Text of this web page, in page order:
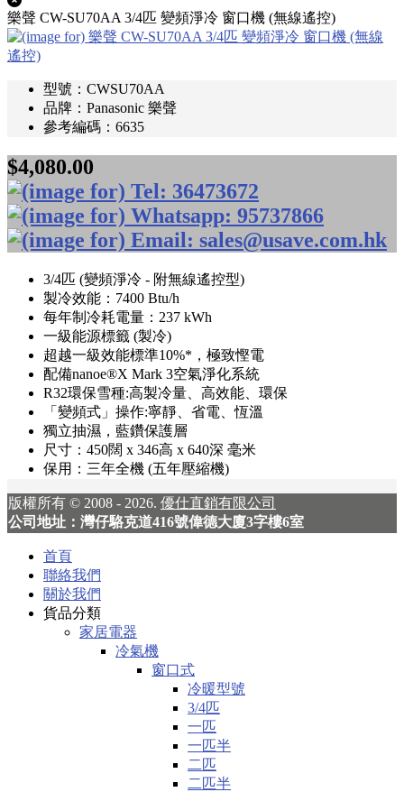
樂聲 CW-SU70AA 3/4匹 變頻淨冷 窗口機 (無線遙控)
型號：CWSU70AA
品牌：Panasonic 樂聲
參考編碼：6635
$4,080.00
3/4匹 (變頻淨冷 - 附無線遙控型)
製冷效能：7400 Btu/h
每年制冷耗電量：237 kWh
一級能源標籤 (製冷)
超越一級效能標準10%*，極致慳電
配備nanoe®X Mark 3空氣淨化系統
R32環保雪種:高製冷量、高效能、環保
「變頻式」操作:寧靜、省電、恆溫
獨立抽濕，藍鑽保護層
尺寸：450闊 x 346高 x 640深 毫米
保用：三年全機 (五年壓縮機)
版權所有 © 2008 - 2026. 優仕直銷有限公司
公司地址：灣仔駱克道416號偉德大廈3字樓6室
首頁
聯絡我們
關於我們
貨品分類
家居電器
冷氣機
窗口式
冷暖型號
3/4匹
一匹
一匹半
二匹
二匹半